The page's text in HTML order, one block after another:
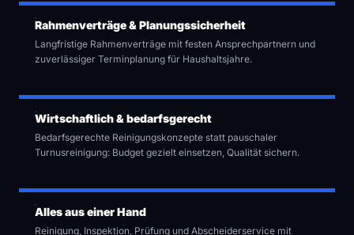
Rahmenverträge & Planungssicherheit
Langfristige Rahmenverträge mit festen Ansprechpartnern und
zuverlässiger Terminplanung für Haushaltsjahre.
Wirtschaftlich & bedarfsgerecht
Bedarfsgerechte Reinigungskonzepte statt pauschaler
Turnusreinigung: Budget gezielt einsetzen, Qualität sichern.
Alles aus einer Hand
Reinigung, Inspektion, Prüfung und Abscheiderservice mit